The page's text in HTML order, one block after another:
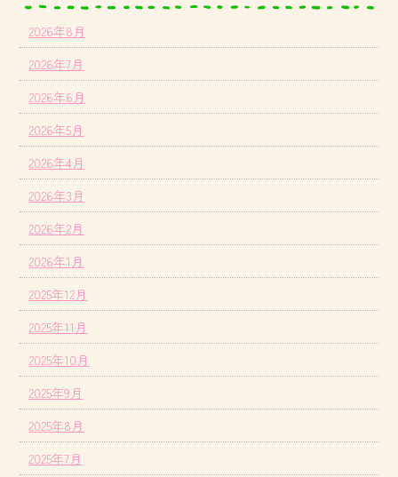
2026年8月
2026年7月
2026年6月
2026年5月
2026年4月
2026年3月
2026年2月
2026年1月
2025年12月
2025年11月
2025年10月
2025年9月
2025年8月
2025年7月